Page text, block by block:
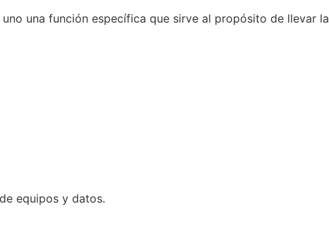
una función específica que sirve al propósito de llevar la
equipos y datos.